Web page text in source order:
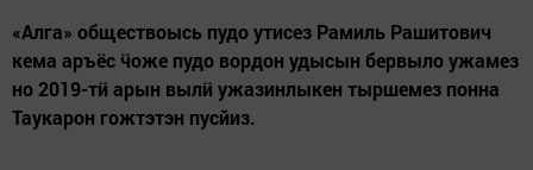
«Алга» обществоысь пудо утисез Рамиль Рашитович
кема аръёс ӵоже пудо вордон удысын бервыло ужамез
но 2019-тӥ арын вылӥ ужазинлыкен тыршемез понна
Таукарон гожтэтэн пусйиз.